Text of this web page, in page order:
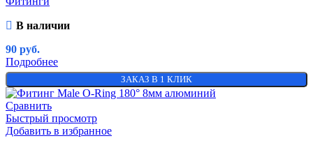
В наличии
90 руб.
Подробнее
ЗАКАЗ В 1 КЛИК
Сравнить
Быстрый просмотр
Добавить в избранное